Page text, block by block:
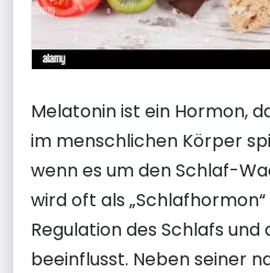
Melatonin ist ein Hormon,
im menschlichen Körper
wenn es um den Schlaf-
wird oft als
Regulation des Schlafs und
beeinflusst. Neben seiner